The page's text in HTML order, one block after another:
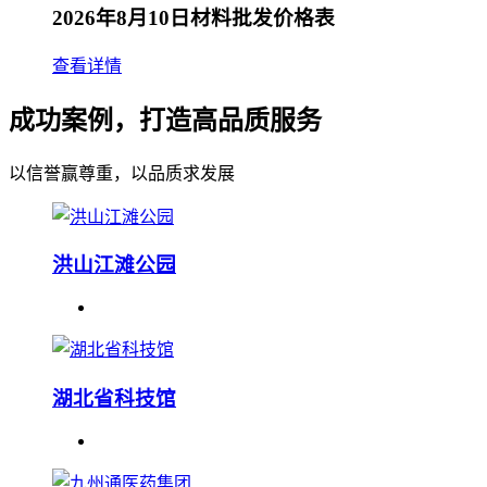
2026年8月10日材料批发价格表
查看详情
成功案例，打造高品质服务
以信誉赢尊重，以品质求发展
洪山江滩公园
湖北省科技馆